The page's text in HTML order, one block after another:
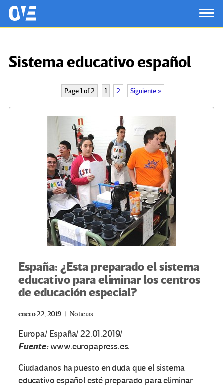
Saltar al contenido principal
OtrasVocesenEducacion.org
Sistema educativo español
Page 1 of 2 1 2 Siguiente »
España: ¿Esta preparado el sistema
educativo para eliminar los centros
de educación especial?
enero 22, 2019 Noticias
Europa/ España/ 22.01.2019/
Fuente:www.europapress.es.
Ciudadanos ha puesto en duda que el sistema
educativo español esté preparado para eliminar